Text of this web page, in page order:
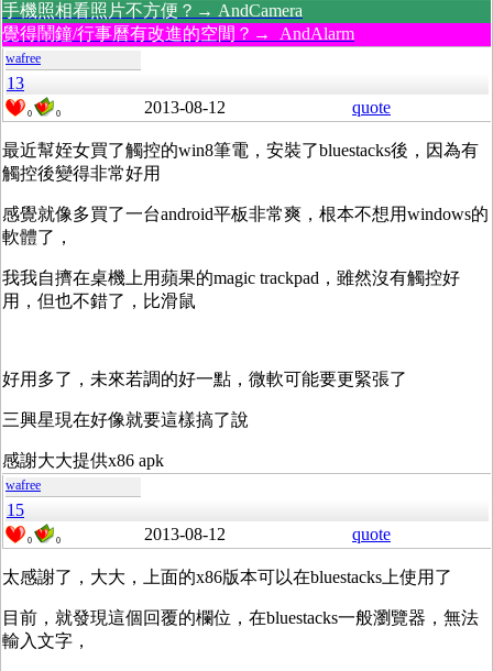
手機照相看照片不方便？→ AndCamera
覺得鬧鐘/行事曆有改進的空間？→ AndAlarm
wafree
13
0 0 2013-08-12 quote
最近幫姪女買了觸控的win8筆電，安裝了bluestacks後，因為有
觸控後變得非常好用
感覺就像多買了一台android平板非常爽，根本不想用windows的
軟體了，
我我自擠在桌機上用蘋果的magic trackpad，雖然沒有觸控好
用，但也不錯了，比滑鼠
好用多了，未來若調的好一點，微軟可能要更緊張了
三興星現在好像就要這樣搞了說
感謝大大提供x86 apk
wafree
15
0 0 2013-08-12 quote
太感謝了，大大，上面的x86版本可以在bluestacks上使用了
目前，就發現這個回覆的欄位，在bluestacks一般瀏覽器，無法
輸入文字，